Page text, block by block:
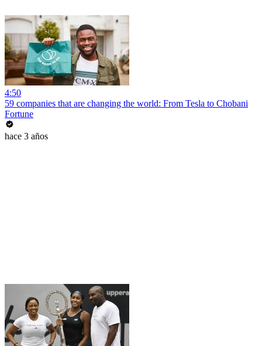
4:50
59 companies that are changing the world: From Tesla to Chobani
Fortune
hace 3 años